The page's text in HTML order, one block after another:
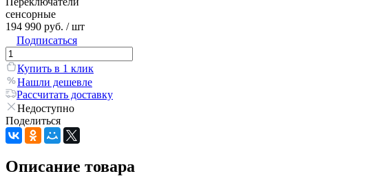
сенсорные
194 990 руб. / шт
Подписаться
Купить в 1 клик
Нашли дешевле
Рассчитать доставку
Недоступно
Поделиться
Описание товара